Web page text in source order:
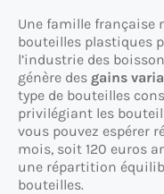
Une famille française
bouteilles plastiques
l’industrie des
génère des gains
type de bouteilles
privilégiant les
vous pouvez espérer
mois, soit 120 euros
une répartition
bouteilles.